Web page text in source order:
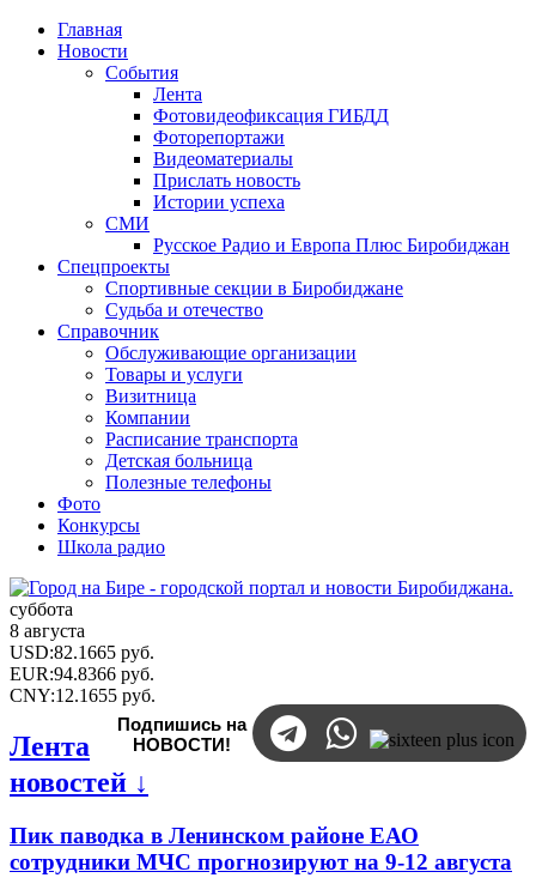
Главная
Новости
События
Лента
Фотовидеофиксация ГИБДД
Фоторепортажи
Видеоматериалы
Прислать новость
Истории успеха
СМИ
Русское Радио и Европа Плюс Биробиджан
Спецпроекты
Спортивные секции в Биробиджане
Судьба и отечество
Справочник
Обслуживающие организации
Товары и услуги
Визитница
Компании
Расписание транспорта
Детская больница
Полезные телефоны
Фото
Конкурсы
Школа радио
суббота
8 августа
USD:82.1665 руб.
EUR:94.8366 руб.
CNY:12.1655 руб.
Подпишись на
НОВОСТИ!
Лента
новостей ↓
Пик паводка в Ленинском районе ЕАО
сотрудники МЧС прогнозируют на 9-12 августа